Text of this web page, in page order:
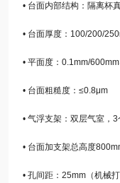
• 台面内部结构：隔离杯
• 台面厚度：100/200/
• 平面度：0.1mm/
• 台面粗糙度：≤0.8μm
• 气浮支架：双层气室，
• 台面加支架总高度
• 孔间距：25mm（机械打